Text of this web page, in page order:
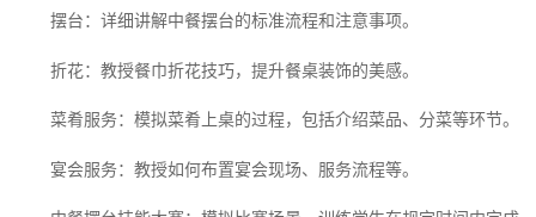
摆台：详细讲解中餐摆台的标准流程和注意事项。
折花：教授餐巾折花技巧，提升餐桌装饰的美感。
菜肴服务：模拟菜肴上桌的过程，包括介绍菜品、分菜等环节。
宴会服务：教授如何布置宴会现场、服务流程等。